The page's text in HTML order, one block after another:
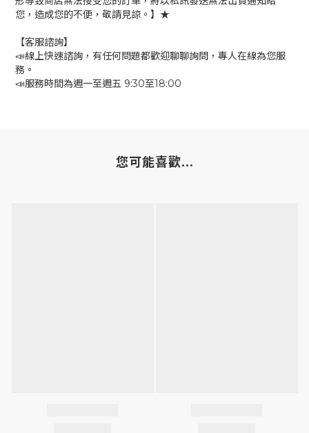
您，造成您的不便，敬請見諒。】★
【客服諮詢】
📣線上快速諮詢，有任何問題都歡迎聊聊詢問，專人在線為您服
務。
📣服務時間為週一至週五 9:30至18:00
您可能喜歡...